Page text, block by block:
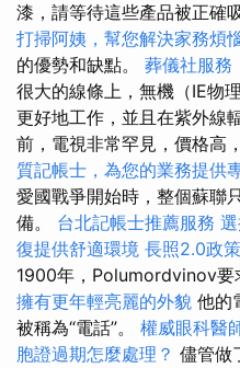
漆，請等待這些產品被正確
打掃阿姨，幫您解決家務煩
的優勢和缺點。 葬儀社服務
很大的線條上，無機（IE物
更好地工作，並且在紫外線
前，電視非常罕見，價格高
質記帳士，為您的業務提供
愛國戰爭開始時，整個蘇聯
備。 台北記帳士推薦服務
復提供舒適環境 長照2.0政
1900年，Polumordvinov要
擁有更年輕亮麗的外貌 他的
被稱為“電話”。 權威眼科醫
胞證過期怎麼處理？ 儘管做